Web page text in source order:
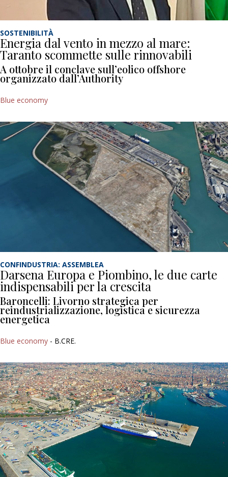
SOSTENIBILITÀ
Energia dal vento in mezzo al mare:
Taranto scommette sulle rinnovabili
A ottobre il conclave sull’eolico offshore
organizzato dall’Authority
Blue economy
CONFINDUSTRIA: ASSEMBLEA
Darsena Europa e Piombino, le due carte
indispensabili per la crescita
Baroncelli: Livorno strategica per
reindustrializzazione, logistica e sicurezza
energetica
Blue economy - B.CRE.